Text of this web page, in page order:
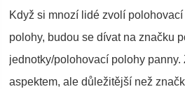
Když si mnozí lidé zvolí
polohy, budou se dívat na značku
jednotky/polohovací polohy
aspektem, ale důležitější než